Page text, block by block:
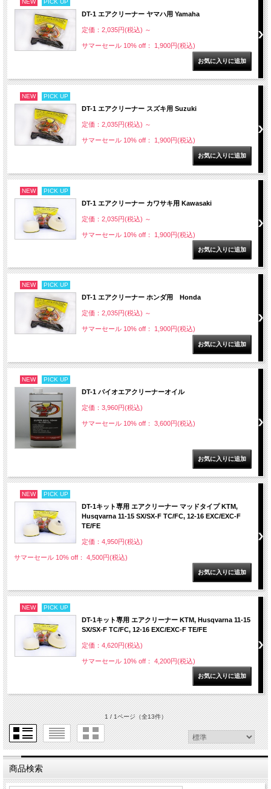
NEW PICK UP
DT-1 エアクリーナー ヤマハ用 Yamaha
定価：2,035円(税込) ～
サマーセール 10% off： 1,900円(税込)
NEW PICK UP
DT-1 エアクリーナー スズキ用 Suzuki
定価：2,035円(税込) ～
サマーセール 10% off： 1,900円(税込)
NEW PICK UP
DT-1 エアクリーナー カワサキ用 Kawasaki
定価：2,035円(税込) ～
サマーセール 10% off： 1,900円(税込)
NEW PICK UP
DT-1 エアクリーナー ホンダ用 Honda
定価：2,035円(税込) ～
サマーセール 10% off： 1,900円(税込)
NEW PICK UP
DT-1 バイオエアクリーナーオイル
定価：3,960円(税込)
サマーセール 10% off： 3,600円(税込)
NEW PICK UP
DT-1キット専用 エアクリーナー マッドタイプ KTM,
Husqvarna 11-15 SX/SX-F TC/FC, 12-16 EXC/EXC-F
TE/FE
定価：4,950円(税込)
サマーセール 10% off： 4,500円(税込)
NEW PICK UP
DT-1キット専用 エアクリーナー KTM, Husqvarna 11-15
SX/SX-F TC/FC, 12-16 EXC/EXC-F TE/FE
定価：4,620円(税込)
サマーセール 10% off： 4,200円(税込)
1 / 1ページ（全13件）
商品検索